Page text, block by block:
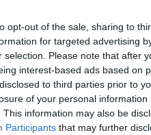
opt-out of the sale, sharing to
for targeted advertising
selection. Please note that after
interest-based ads based on
to third parties prior to
of your personal
This information may also be
Participants that may further
Consciente de la
a activos que
macroeconómica con
$600 y que para lograr
esa experiencia, defendió